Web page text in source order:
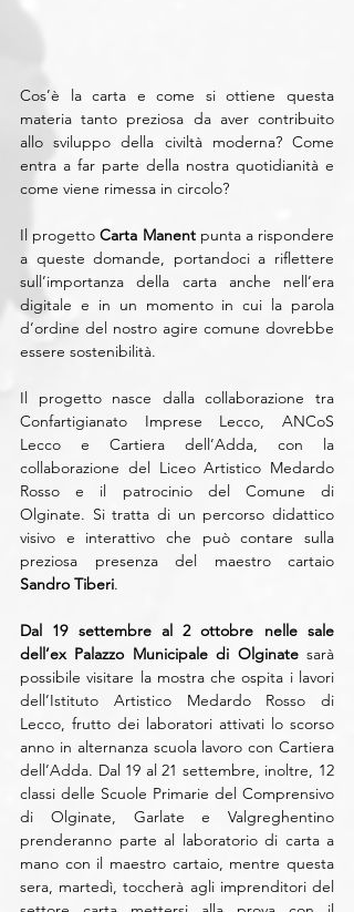
Cos’è la carta e come si ottiene questa
materia tanto preziosa da aver contribuito
allo sviluppo della civiltà moderna? Come
entra a far parte della nostra quotidianità e
come viene rimessa in circolo?
Il progetto Carta Manent punta a rispondere
a queste domande, portandoci a riflettere
sull’importanza della carta anche nell’era
digitale e in un momento in cui la parola
d’ordine del nostro agire comune dovrebbe
essere sostenibilità.
Il progetto nasce dalla collaborazione tra
Confartigianato Imprese Lecco, ANCoS
Lecco e Cartiera dell’Adda, con la
collaborazione del Liceo Artistico Medardo
Rosso e il patrocinio del Comune di
Olginate. Si tratta di un percorso didattico
visivo e interattivo che può contare sulla
Sandro Tiberi.
Dal 19 settembre al 2 ottobre nelle sale
dell’ex Palazzo Municipale di Olginate sarà
possibile visitare la mostra che ospita i lavori
dell’Istituto Artistico Medardo Rosso di
Lecco, frutto dei laboratori attivati lo scorso
anno in alternanza scuola lavoro con Cartiera
dell’Adda. Dal 19 al 21 settembre, inoltre, 12
classi delle Scuole Primarie del Comprensivo
di Olginate, Garlate e Valgreghentino
prenderanno parte al laboratorio di carta a
mano con il maestro cartaio, mentre questa
sera, martedì, toccherà agli imprenditori del